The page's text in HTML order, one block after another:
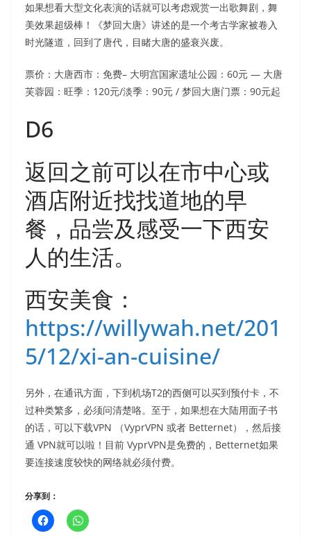
如果想看大型文化表演的话就可以考虑观赏一出歌舞剧，舞
美效果超级棒！《梦回大唐》讲述的是一个考古学家被卷入
时光隧道，回到了唐代，目睹大唐的盛衰兴废。
票价：大唐西市：免费– 大明宫国家遗址公园：60元 — 大唐
芙蓉园：旺季：120元/淡季：90元 / 梦回大唐门票：90元起
D6
返回之前可以在市中心或
酒店附近找找道地的早
餐，品尝及感受一下西安
人的生活。
西安美食：
https://willywah.net/201
5/12/xi-an-cuisine/
另外，在通讯方面，下到机场T2的西侧可以买到预付卡，不
过种类繁多，必须问清楚咯。至于，如果想在大陆用面子书
的话，可以下载VPN （VyprVPN 或者 Betternet），然后接
通 VPN就可以啦！目前 VyprVPN是免费的，Betternet如果
要连接速度较快的网络就必须付费。
分享到：